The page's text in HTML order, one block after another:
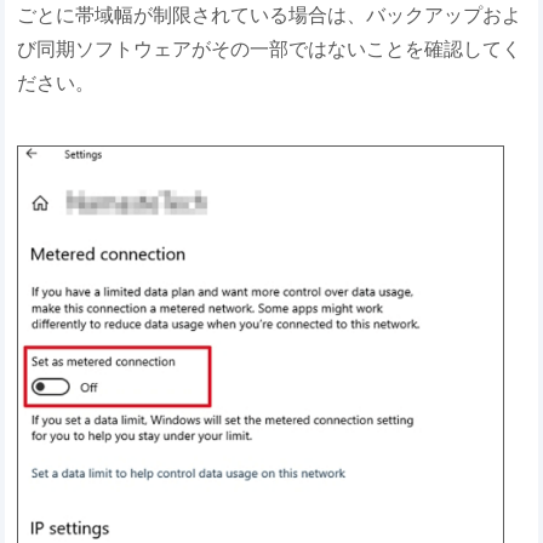
ごとに帯域幅が制限されている場合は、バックアップおよ
び同期ソフトウェアがその一部ではないことを確認してく
ださい。